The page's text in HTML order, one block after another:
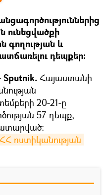
ունեցվածքի
գողության և
դեպքեր։
Հայաստանի
20-21-ը
57 դեպք,
ՀՀ ոստիկանության